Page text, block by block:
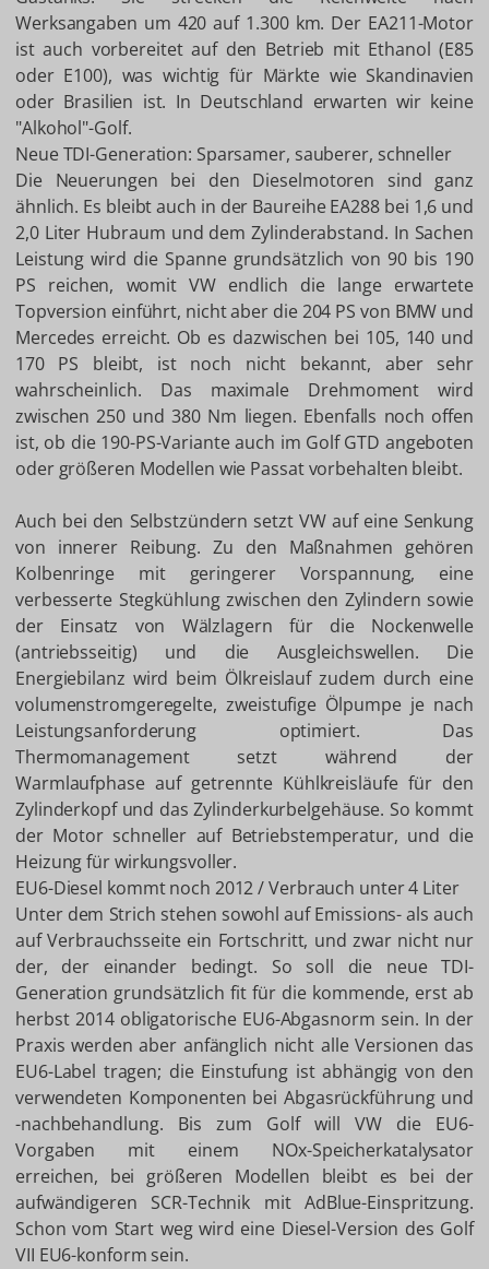
Werksangaben um 420 auf 1.300 km. Der EA211-Motor
ist auch vorbereitet auf den Betrieb mit Ethanol (E85
oder E100), was wichtig für Märkte wie Skandinavien
oder Brasilien ist. In Deutschland erwarten wir keine
"Alkohol"-Golf.
Neue TDI-Generation: Sparsamer, sauberer, schneller
Die Neuerungen bei den Dieselmotoren sind ganz
ähnlich. Es bleibt auch in der Baureihe EA288 bei 1,6 und
2,0 Liter Hubraum und dem Zylinderabstand. In Sachen
Leistung wird die Spanne grundsätzlich von 90 bis 190
PS reichen, womit VW endlich die lange erwartete
Topversion einführt, nicht aber die 204 PS von BMW und
Mercedes erreicht. Ob es dazwischen bei 105, 140 und
170 PS bleibt, ist noch nicht bekannt, aber sehr
wahrscheinlich. Das maximale Drehmoment wird
zwischen 250 und 380 Nm liegen. Ebenfalls noch offen
ist, ob die 190-PS-Variante auch im Golf GTD angeboten
oder größeren Modellen wie Passat vorbehalten bleibt.
Auch bei den Selbstzündern setzt VW auf eine Senkung
von innerer Reibung. Zu den Maßnahmen gehören
Kolbenringe mit geringerer Vorspannung, eine
verbesserte Stegkühlung zwischen den Zylindern sowie
der Einsatz von Wälzlagern für die Nockenwelle
(antriebsseitig) und die Ausgleichswellen. Die
Energiebilanz wird beim Ölkreislauf zudem durch eine
volumenstromgeregelte, zweistufige Ölpumpe je nach
Leistungsanforderung optimiert. Das
Thermomanagement setzt während der
Warmlaufphase auf getrennte Kühlkreisläufe für den
Zylinderkopf und das Zylinderkurbelgehäuse. So kommt
der Motor schneller auf Betriebstemperatur, und die
Heizung für wirkungsvoller.
EU6-Diesel kommt noch 2012 / Verbrauch unter 4 Liter
Unter dem Strich stehen sowohl auf Emissions- als auch
auf Verbrauchsseite ein Fortschritt, und zwar nicht nur
der, der einander bedingt. So soll die neue TDI-
Generation grundsätzlich fit für die kommende, erst ab
herbst 2014 obligatorische EU6-Abgasnorm sein. In der
Praxis werden aber anfänglich nicht alle Versionen das
EU6-Label tragen; die Einstufung ist abhängig von den
verwendeten Komponenten bei Abgasrückführung und
-nachbehandlung. Bis zum Golf will VW die EU6-
Vorgaben mit einem NOx-Speicherkatalysator
erreichen, bei größeren Modellen bleibt es bei der
aufwändigeren SCR-Technik mit AdBlue-Einspritzung.
Schon vom Start weg wird eine Diesel-Version des Golf
VII EU6-konform sein.